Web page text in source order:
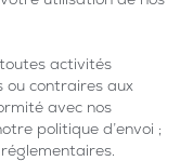
activités
ou contraires aux
avec nos
politique d’envoi ;